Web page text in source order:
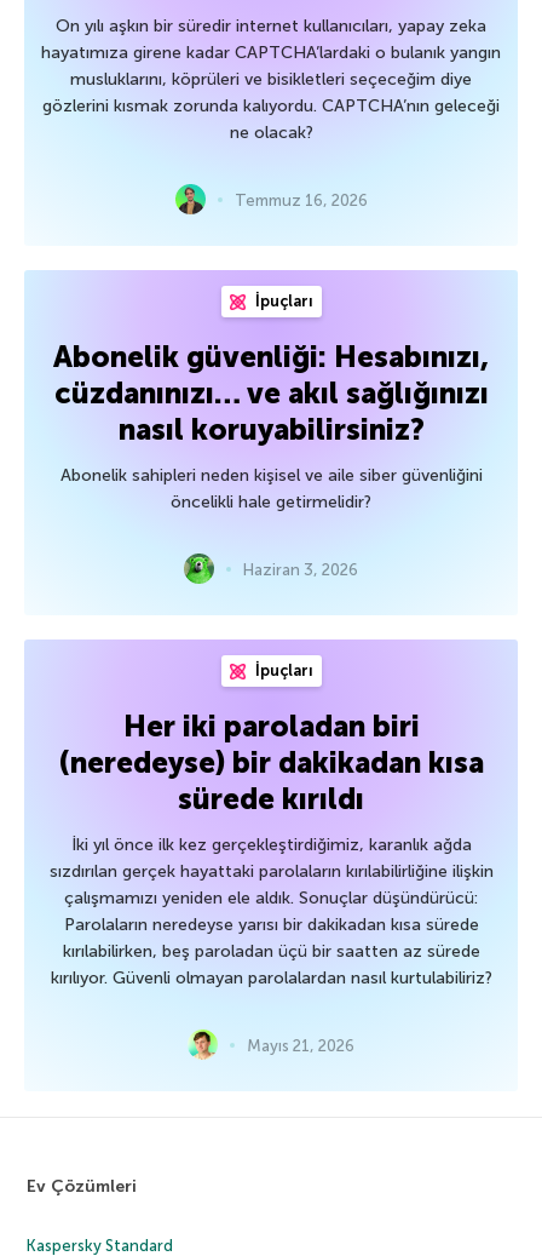
On yılı aşkın bir süredir internet kullanıcıları, yapay zeka
hayatımıza girene kadar CAPTCHA’lardaki o bulanık yangın
musluklarını, köprüleri ve bisikletleri seçeceğim diye
gözlerini kısmak zorunda kalıyordu. CAPTCHA’nın geleceği
ne olacak?
Temmuz 16, 2026
İpuçları
Abonelik güvenliği: Hesabınızı,
cüzdanınızı… ve akıl sağlığınızı
nasıl koruyabilirsiniz?
Abonelik sahipleri neden kişisel ve aile siber güvenliğini
öncelikli hale getirmelidir?
Haziran 3, 2026
İpuçları
Her iki paroladan biri
(neredeyse) bir dakikadan kısa
sürede kırıldı
İki yıl önce ilk kez gerçekleştirdiğimiz, karanlık ağda
sızdırılan gerçek hayattaki parolaların kırılabilirliğine ilişkin
çalışmamızı yeniden ele aldık. Sonuçlar düşündürücü:
Parolaların neredeyse yarısı bir dakikadan kısa sürede
kırılabilirken, beş paroladan üçü bir saatten az sürede
kırılıyor. Güvenli olmayan parolalardan nasıl kurtulabiliriz?
Mayıs 21, 2026
Ev Çözümleri
Kaspersky Standard